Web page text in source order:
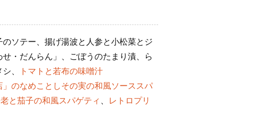
ソテー、揚げ湯波と人参と小松菜とジ
・だんらん」、ごぼうのたまり漬、ら
、
トマトと若布の味噌汁
」のなめことしその実の和風ソーススパ
と茄子の和風スパゲティ 、
レトロプリ